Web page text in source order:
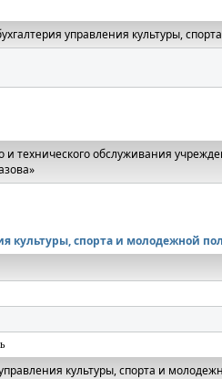
и технического обслуживания
управления культуры,
культуры, спорта и молодежной
культуры, спорта и